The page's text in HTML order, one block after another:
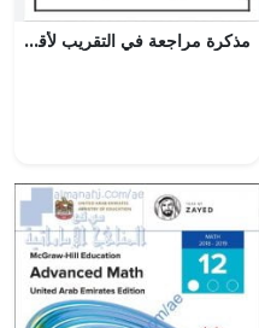
مذكرة مراجعة في التقريب لأقرب عشرة، ولأقرب مئة، و خواص الجمع, (رياضيات) الثالث